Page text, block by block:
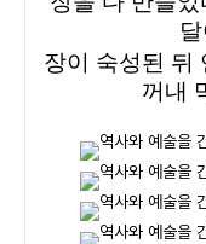
장이 숙성된 뒤
꺼내